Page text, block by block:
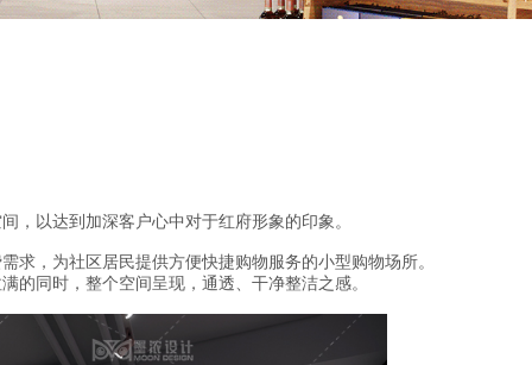
，以达到加深客户心中对于红府形象的印象。
求，为社区居民提供方便快捷购物服务的小型购物场所。
的同时，整个空间呈现，通透、干净整洁之感。